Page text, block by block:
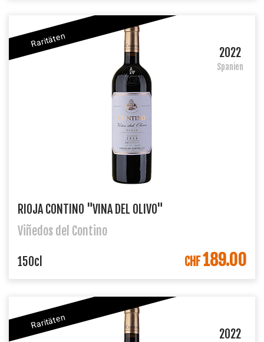
Raritäten
2022
Spanien
RIOJA CONTINO "VINA DEL OLIVO"
Viñedos del Contino
IN DEN WARENKORB
150cl CHF189.00
Raritäten
2022